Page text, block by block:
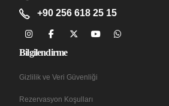
+90 256 618 25 15
Bilgilendirme
Gizlilik ve Veri Güvenliği
Rezervasyon Koşulları